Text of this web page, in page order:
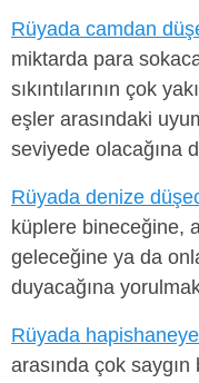
Rüyada camdan
miktarda para
sıkıntılarının çok
eşler arasındaki
seviyede olacağına
Rüyada denize
küplere bineceğine,
geleceğine ya da
duyacağına
Rüyada
arasında çok